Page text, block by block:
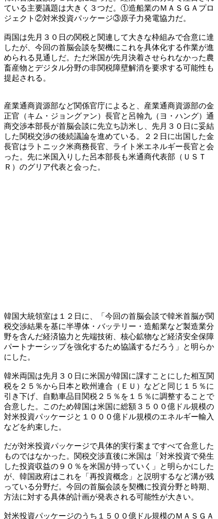
ている主要議題は大きく３つだ。①造船業のＭＡＳＧＡプロ
ジェクト②対米投資パッケージ③原子力発電協力だ。
両国は先月３０日の関税と関連して大きな枠組みで合意に達
したが、今回の首脳会談を契機にこれを具体化する作業が進
められる見通しだ。ただ米国が先月決着させられなかった農
畜産物とデジタル分野の非関税障壁解消を要求する可能性も
提起される。
産業通商資源部など関係官庁によると、産業通商資源部の金
正官（キム・ジョングァン）長官と呂翰九（ヨ・ハング）通
商交渉本部長が首脳会談に先立ち訪米し、先月３０日に妥結
した関税交渉の後続議論を進めている。２２日に出国した金
長官はラトニック米商務長官、ライト米エネルギー長官と会
った。先に米国入りした呂本部長も米通商代表部（ＵＳＴ
Ｒ）のグリア代表と会った。
韓国大統領室は１２日に、「今回の首脳会談で韓米首脳が関
税交渉結果を基に半導体・バッテリー・造船業など製造業分
野を含んだ経済協力と先端技術、核心鉱物など経済安全保障
パートナーシップを強化するため協議するだろう」と明らか
にした。
韓米両国は先月３０日に米国が韓国に課すことにした相互関
税を２５％から日本と欧州連合（ＥＵ）などと同じ１５％に
引き下げ、自動車品目関税２５％を１５％に調整することで
合意した。このため韓国は米国に総額３５００億ドル規模の
対米投資パッケージと１０００億ドル規模のエネルギー輸入
などを約束した。
だが対米投資パッケージで具体的実行案まですべて合意した
ものではなかった。関税交渉直後に米国は「対米投資で発生
した投資収益の９０％を米国が持っていく」と明らかにした
が、韓国政府はこれを「再投資概念」と説明するなど溝が残
っている分野だ。今回の首脳会談を契機に投資分野と時期、
方法に対する具体的計画が発表される可能性が大きい。
対米投資パッケージのうち１５００億ドル規模のＭＡＳＧＡ